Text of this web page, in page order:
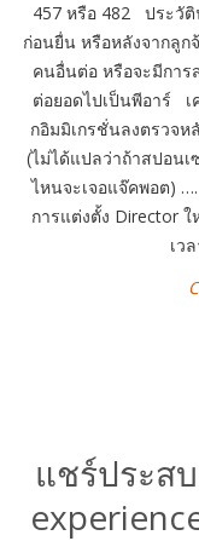
457 หรือ 482 ประวั
ก่อนยื่น หรือหลังจากลูก
คนอื่นต่อ หรือจะมีการ
ต่อยอดไปเป็นพีอาร์
กอิมมิเกรชั่นลงตรวจห
(ไม่ได้แปลว่าถ้าสปอนเ
ไหนจะเจอแจ๊คพอต)
การแต่งตั้ง Director
เว
แชร์ประส